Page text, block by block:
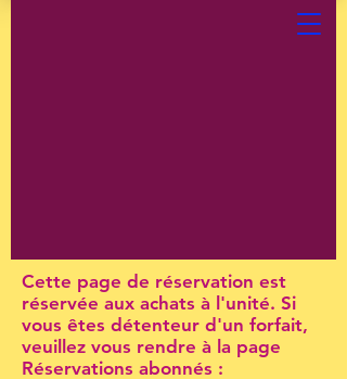
Cette page de réservation est
réservée aux achats à l'unité. Si
vous êtes détenteur d'un forfait,
veuillez vous rendre à la page
Réservations abonnés :